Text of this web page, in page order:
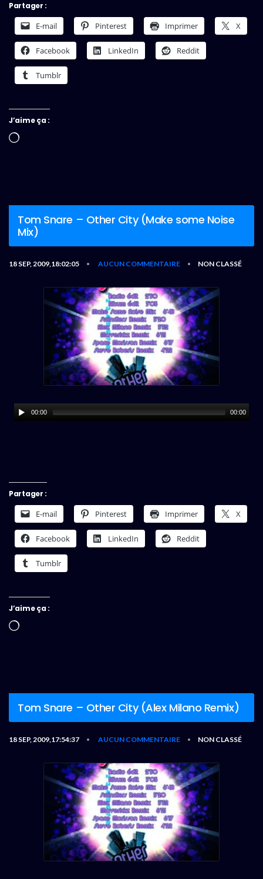
Partager :
E-mail Pinterest Imprimer X
Facebook LinkedIn Reddit
Tumblr
J’aime ça :
Chargement…
Tom Snare – Other City (Make some Noise
Mix)
18 SEP, 2009,18:02:05 • AUCUN COMMENTAIRE • NON CLASSÉ
00:00 00:00
Partager :
E-mail Pinterest Imprimer X
Facebook LinkedIn Reddit
Tumblr
J’aime ça :
Chargement…
Tom Snare – Other City (Alex Milano Remix)
18 SEP, 2009,17:54:37 • AUCUN COMMENTAIRE • NON CLASSÉ